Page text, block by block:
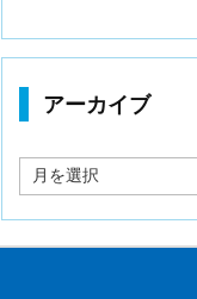
アーカイブ
ー